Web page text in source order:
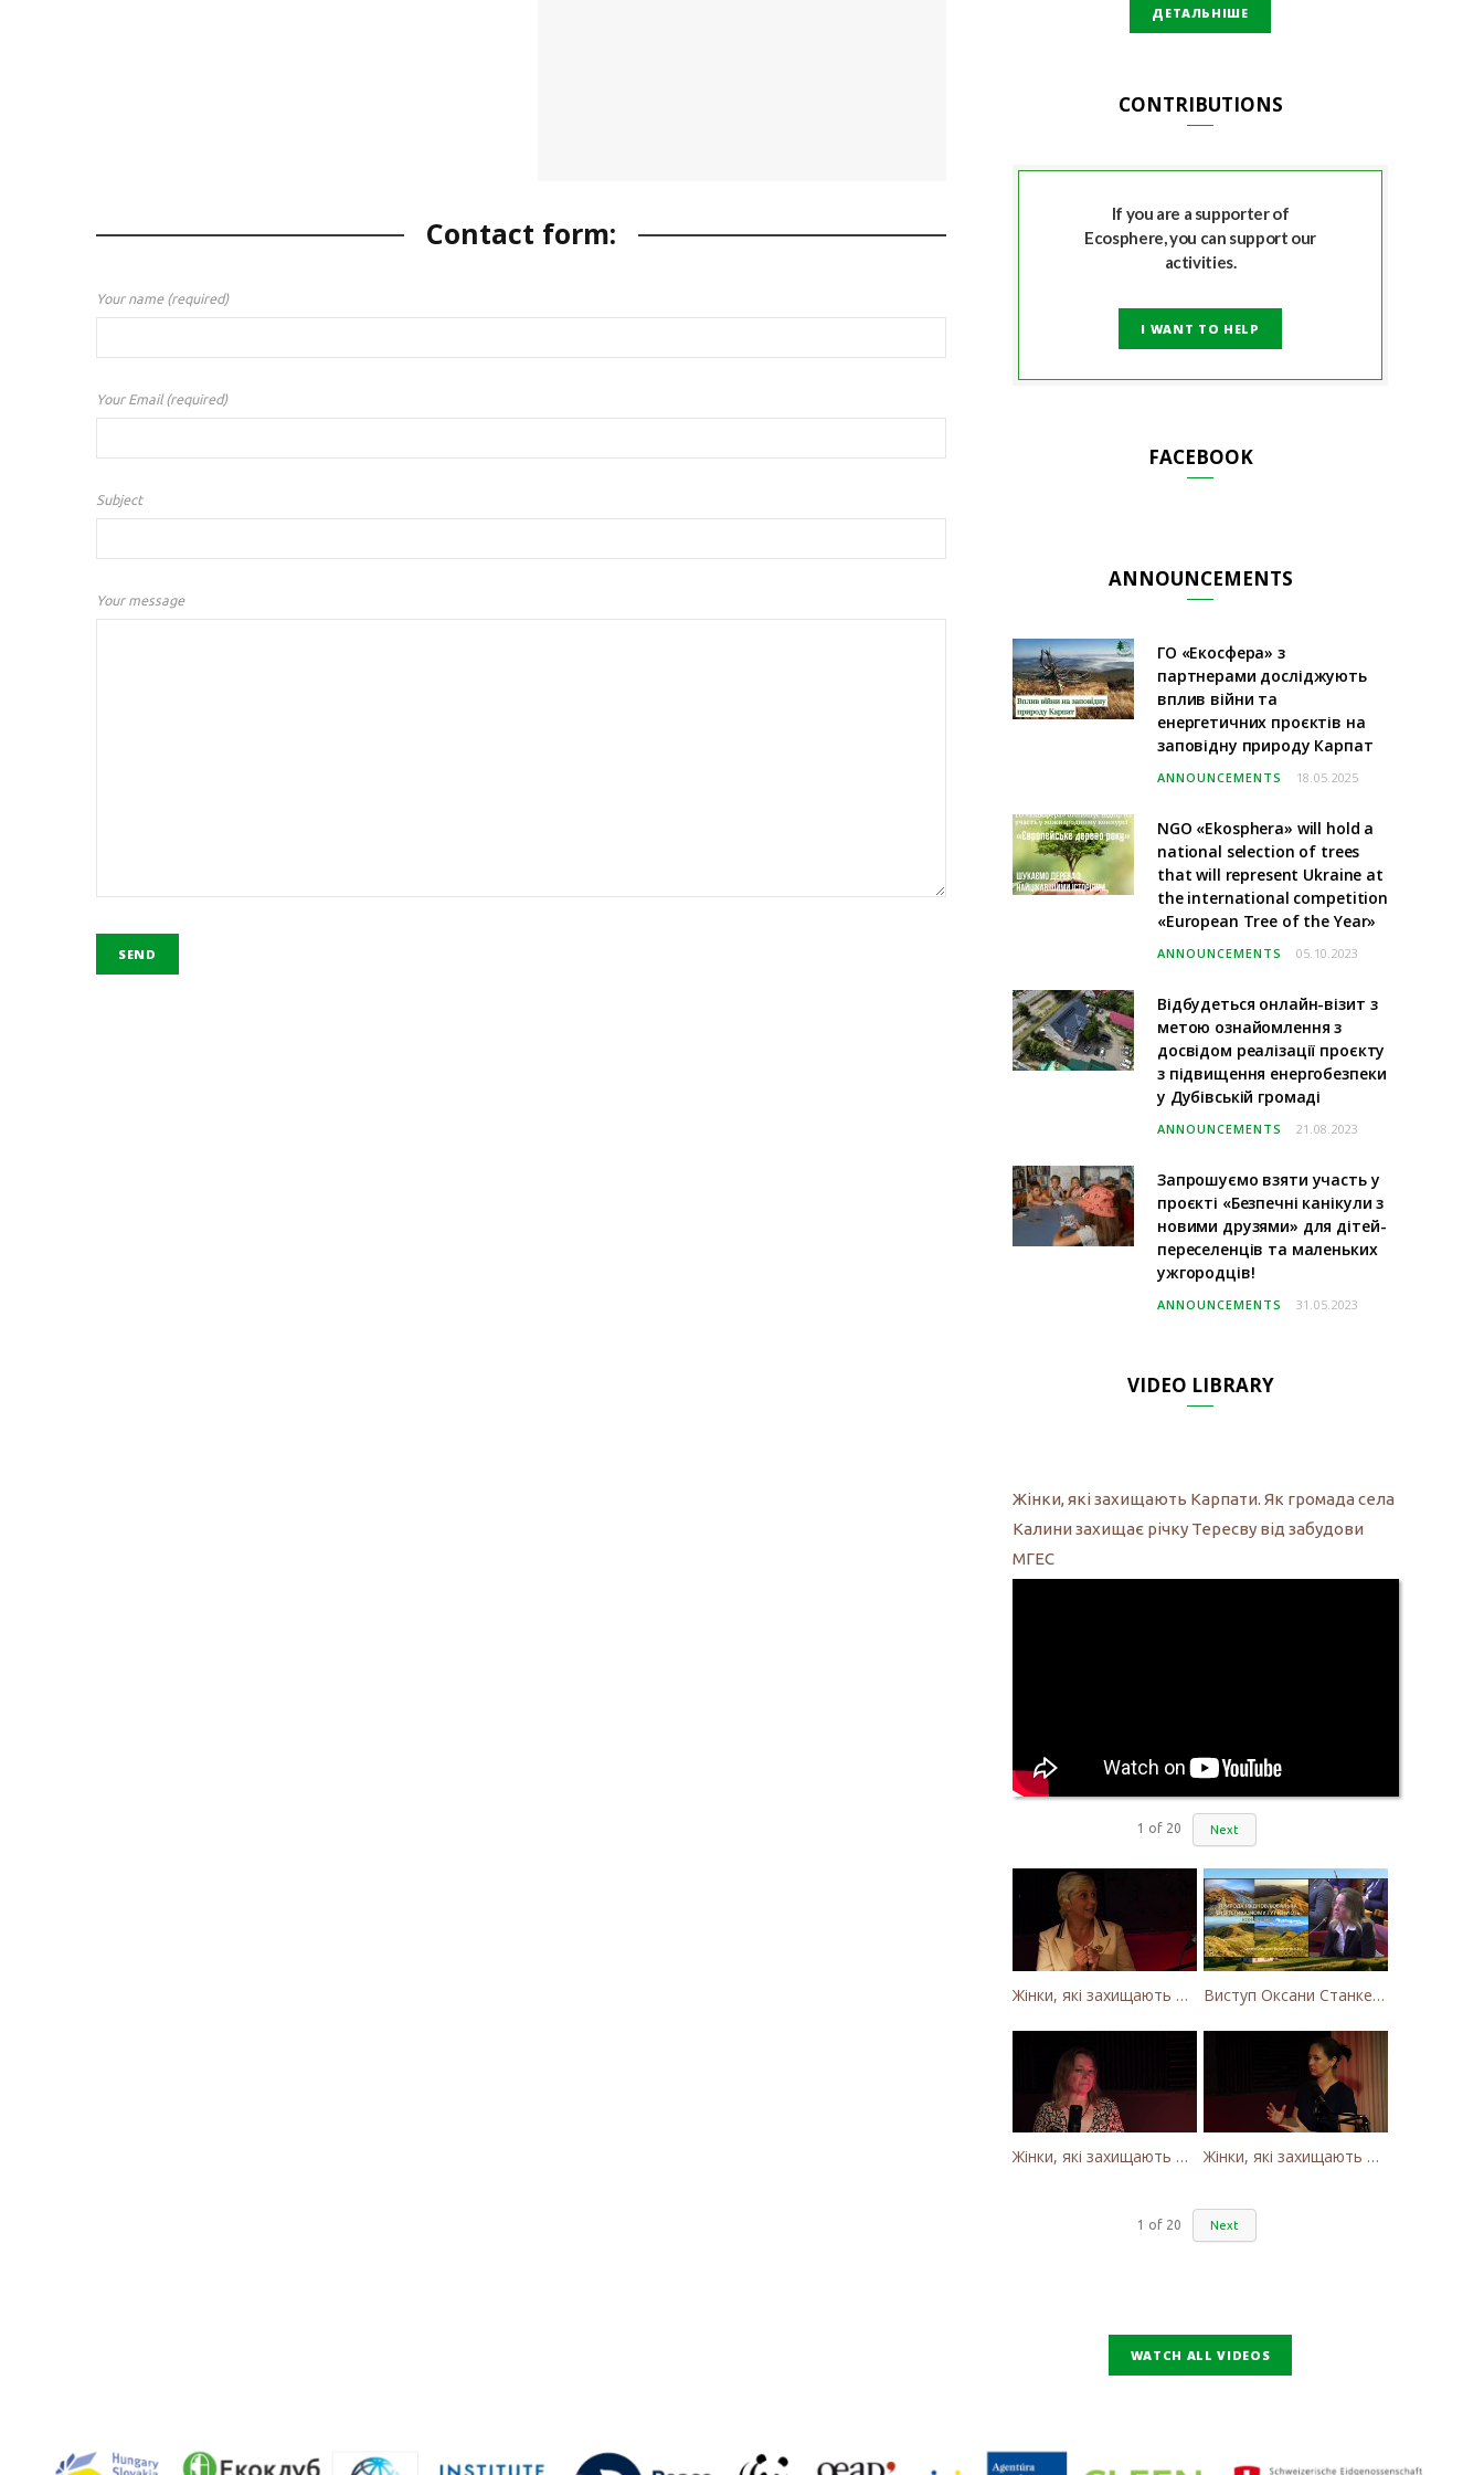
Contact form:
Your name (required)
Your Email (required)
Subject
Your message
ДЕТАЛЬНІШЕ
CONTRIBUTIONS
If you are a supporter of
Ecosphere, you can support our
activities.
I WANT TO HELP
FACEBOOK
ANNOUNCEMENTS
ГО «Екосфера» з
партнерами досліджують
вплив війни та
енергетичних проєктів на
заповідну природу Карпат
ANNOUNCEMENTS 18.05.2025
NGO «Ekosphera» will hold a
national selection of trees
that will represent Ukraine at
the international competition
«European Tree of the Year»
ANNOUNCEMENTS 05.10.2023
Відбудеться онлайн-візит з
метою ознайомлення з
досвідом реалізації проєкту
з підвищення енергобезпеки
у Дубівській громаді
ANNOUNCEMENTS 21.08.2023
Запрошуємо взяти участь у
проєкті «Безпечні канікули з
новими друзями» для дітей-
переселенців та маленьких
ужгородців!
ANNOUNCEMENTS 31.05.2023
VIDEO LIBRARY
Жінки, які захищають Карпати. Як громада села
Калини захищає річку Тересву від забудови
МГЕС
1 of 20 Next
Жінки, які захищають Карпати. Як громада села Калини захищає річку Тересву від забудови МГЕС Виступ Оксани Станкевич-Волосянчук про будівництво вітропарків у Закарпатській області
Жінки, які захищають Карпати. Оксана Станкевич Волосянчук про вітряки на високогір'ї Карпат Жінки, які захищають Карпати. Наталія Вишневська про вітряки в Закарпатті та участь громадськості
1 of 20 Next
WATCH ALL VIDEOS